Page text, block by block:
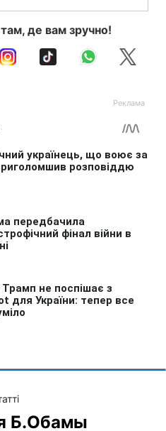
де вам зручно!
Б.Обамы